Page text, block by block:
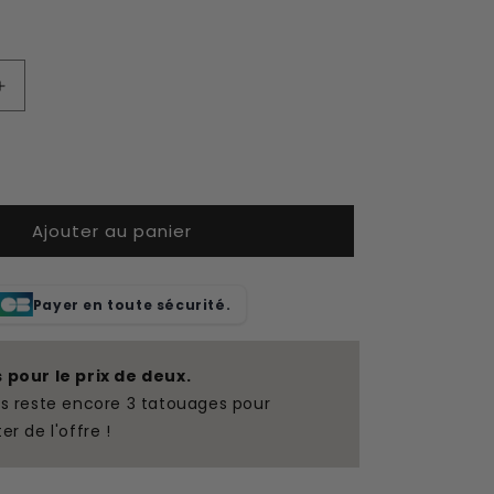
Augmenter
zodiacal
Ajouter au panier
Payer en toute sécurité.
pour le prix de deux.
reste encore 3 tatouages pour
de l'offre !